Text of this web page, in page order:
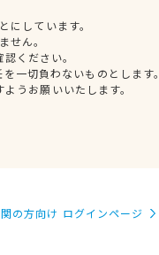
しています。
せん。
ください。
一切負わないものとします。
うお願いいたします。
の方向け ログインページ